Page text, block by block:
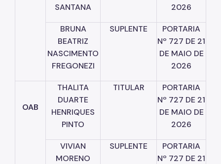
SANTANA
2026
BRUNA
BEATRIZ
NASCIMENTO
FREGONEZI
SUPLENTE
PORTARIA
Nº 727 DE 21
DE MAIO DE
2026
OAB
THALITA
DUARTE
HENRIQUES
PINTO
TITULAR
PORTARIA
Nº 727 DE 21
DE MAIO DE
2026
VIVIAN
MORENO
SUPLENTE
PORTARIA
Nº 727 DE 21